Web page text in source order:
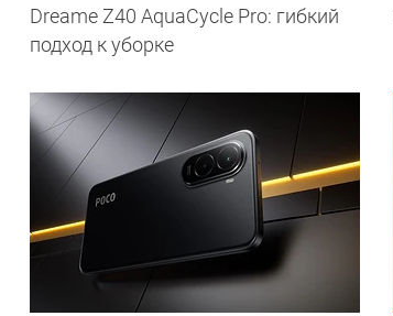
Dreame Z40 AquaCycle Pro: гибкий
подход к уборке